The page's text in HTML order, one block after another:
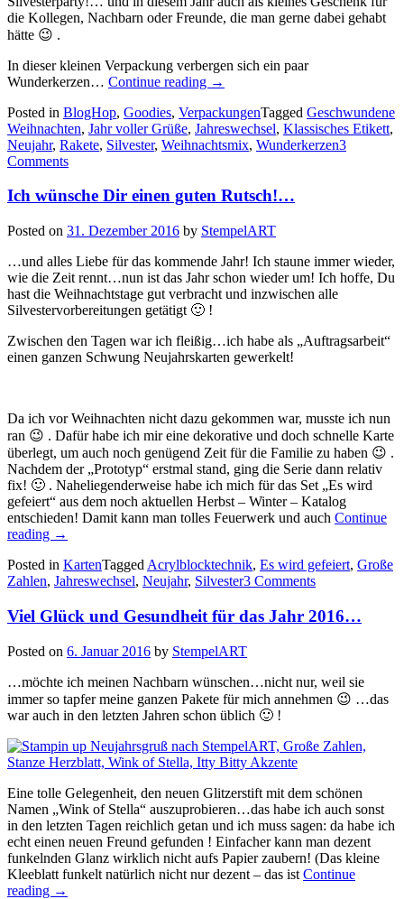
die Kollegen, Nachbarn oder Freunde, die man gerne dabei gehabt
hätte 😉 .
In dieser kleinen Verpackung verbergen sich ein paar
Wunderkerzen… Continue reading „Stempelreise
–
Neujahr…“
→
Posted in BlogHop, Goodies, VerpackungenTagged Geschwundene
Weihnachten, Jahr voller Grüße, Jahreswechsel, Klassisches Etikett,
Neujahr, Rakete, Silvester, Weihnachtsmix, Wunderkerzen3
Comments
Ich wünsche Dir einen guten Rutsch!…
Posted on 31. Dezember 2016 by StempelART
…und alles Liebe für das kommende Jahr! Ich staune immer wieder,
wie die Zeit rennt…nun ist das Jahr schon wieder um! Ich hoffe, Du
hast die Weihnachtstage gut verbracht und inzwischen alle
Silvestervorbereitungen getätigt 🙂 !
Zwischen den Tagen war ich fleißig…ich habe als „Auftragsarbeit“
einen ganzen Schwung Neujahrskarten gewerkelt!
Da ich vor Weihnachten nicht dazu gekommen war, musste ich nun
ran 😉 . Dafür habe ich mir eine dekorative und doch schnelle Karte
überlegt, um auch noch genügend Zeit für die Familie zu haben 😉 .
Nachdem der „Prototyp“ erstmal stand, ging die Serie dann relativ
fix! 🙂 . Naheliegenderweise habe ich mich für das Set „Es wird
gefeiert“ aus dem noch aktuellen Herbst – Winter – Katalog
entschieden! Damit kann man tolles Feuerwerk und auch Continue
reading „Ich
Dir
einen
Rutsch!…“
→
Posted in KartenTagged Acrylblocktechnik, Es wird gefeiert, Große
Zahlen, Jahreswechsel, Neujahr, Silvester3 Comments
Viel Glück und Gesundheit für das Jahr 2016…
Posted on 6. Januar 2016 by StempelART
…möchte ich meinen Nachbarn wünschen…nicht nur, weil sie
immer so tapfer meine ganzen Pakete für mich annehmen 😉 …das
war auch in den letzten Jahren schon üblich 🙂 !
Eine tolle Gelegenheit, den neuen Glitzerstift mit dem schönen
Namen „Wink of Stella“ auszuprobieren…das habe ich auch sonst
in den letzten Tagen reichlich getan und ich muss sagen: da habe ich
echt einen neuen Freund gefunden ! Einfacher kann man dezent
funkelnden Glanz wirklich nicht aufs Papier zaubern! (Das kleine
Kleeblatt funkelt natürlich nicht nur dezent – das ist Continue
reading „Viel
→